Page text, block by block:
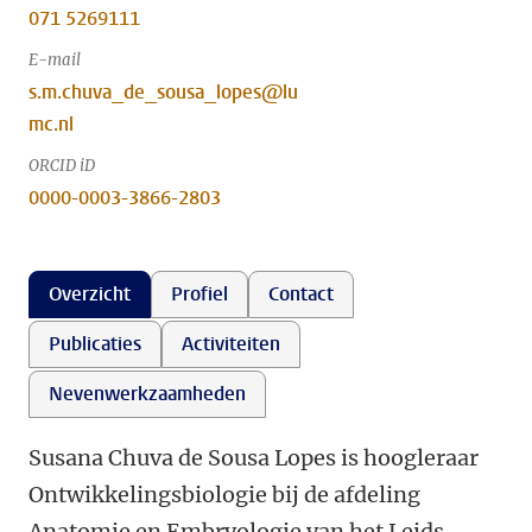
071 5269111
E-mail
s.m.chuva_de_sousa_lopes@lu
mc.nl
ORCID iD
0000-0003-3866-2803
Overzicht Profiel
Contact
Publicaties
Activiteiten
Nevenwerkzaamheden
Susana Chuva de Sousa Lopes is hoogleraar
Ontwikkelingsbiologie bij de afdeling